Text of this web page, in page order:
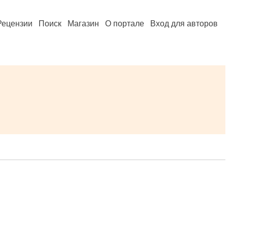
Поиск Магазин О портале Вход для авторов